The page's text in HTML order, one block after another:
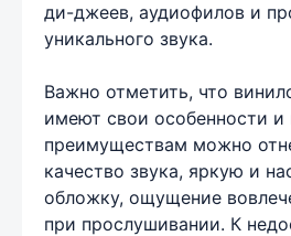
ди-джеев, аудиофилов и
уникального звука.
Важно отметить, что
имеют свои особенности и
преимуществам можно
качество звука, яркую и
обложку, ощущение
при прослушивании. К